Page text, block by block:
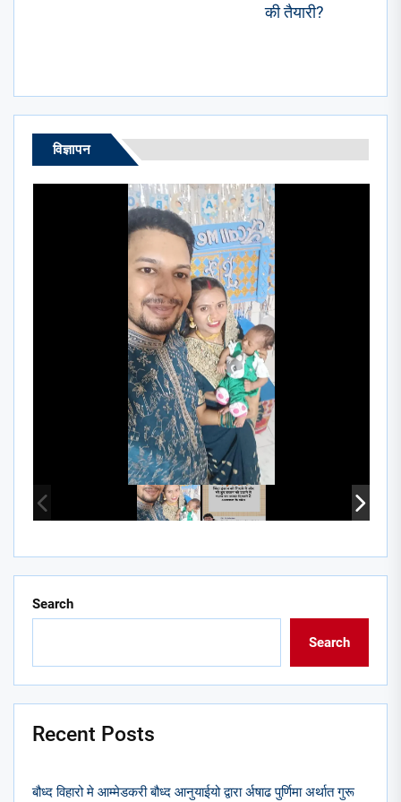
की तैयारी?
विज्ञापन
Search
Search
Recent Posts
बौध्द विहारो मे आम्मेडकरी बौध्द आनुयाईयो द्वारा र्अषाढ पुर्णिमा अर्थात गुरू